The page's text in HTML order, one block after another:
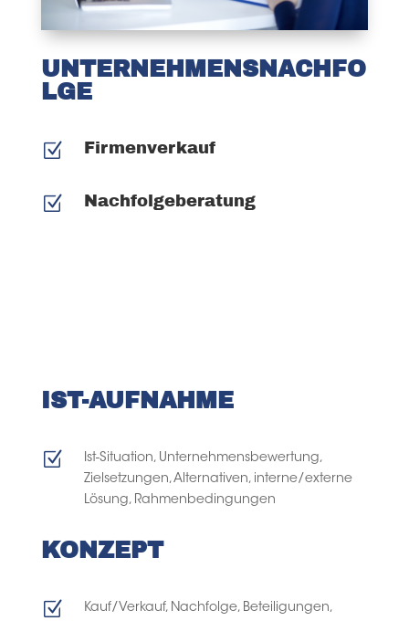
UNTERNEHMENSNACHFO
LGE
Z Firmenverkauf
Z Nachfolgeberatung
IST-AUFNAHME
Z
Ist-Situation, Unternehmensbewertung,
Zielsetzungen, Alternativen, interne/externe
Lösung, Rahmenbedingungen
KONZEPT
Z
Kauf/Verkauf, Nachfolge, Beteiligungen,